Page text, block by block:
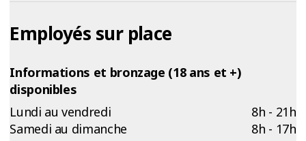
Employés sur place
Informations et bronzage (18 ans et +)
disponibles
Lundi au vendredi
8h - 21h
Samedi au dimanche
8h - 17h